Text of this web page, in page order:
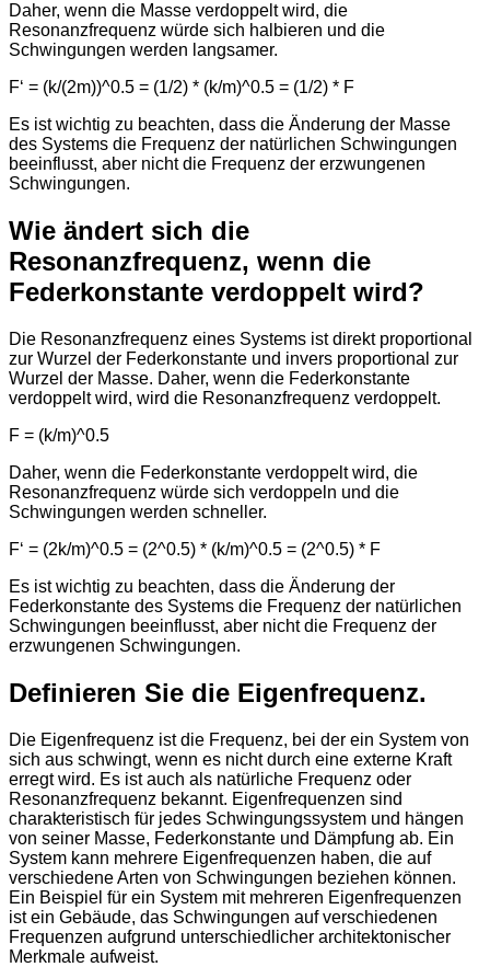
Daher, wenn die Masse verdoppelt wird, die
Resonanzfrequenz würde sich halbieren und die
Schwingungen werden langsamer.
F‘ = (k/(2m))^0.5 = (1/2) * (k/m)^0.5 = (1/2) * F
Es ist wichtig zu beachten, dass die Änderung der Masse
des Systems die Frequenz der natürlichen Schwingungen
beeinflusst, aber nicht die Frequenz der erzwungenen
Schwingungen.
Wie ändert sich die
Resonanzfrequenz, wenn die
Federkonstante verdoppelt wird?
Die Resonanzfrequenz eines Systems ist direkt proportional
zur Wurzel der Federkonstante und invers proportional zur
Wurzel der Masse. Daher, wenn die Federkonstante
verdoppelt wird, wird die Resonanzfrequenz verdoppelt.
F = (k/m)^0.5
Daher, wenn die Federkonstante verdoppelt wird, die
Resonanzfrequenz würde sich verdoppeln und die
Schwingungen werden schneller.
F‘ = (2k/m)^0.5 = (2^0.5) * (k/m)^0.5 = (2^0.5) * F
Es ist wichtig zu beachten, dass die Änderung der
Federkonstante des Systems die Frequenz der natürlichen
Schwingungen beeinflusst, aber nicht die Frequenz der
erzwungenen Schwingungen.
Definieren Sie die Eigenfrequenz.
Die Eigenfrequenz ist die Frequenz, bei der ein System von
sich aus schwingt, wenn es nicht durch eine externe Kraft
erregt wird. Es ist auch als natürliche Frequenz oder
Resonanzfrequenz bekannt. Eigenfrequenzen sind
charakteristisch für jedes Schwingungssystem und hängen
von seiner Masse, Federkonstante und Dämpfung ab. Ein
System kann mehrere Eigenfrequenzen haben, die auf
verschiedene Arten von Schwingungen beziehen können.
Ein Beispiel für ein System mit mehreren Eigenfrequenzen
ist ein Gebäude, das Schwingungen auf verschiedenen
Frequenzen aufgrund unterschiedlicher architektonischer
Merkmale aufweist.